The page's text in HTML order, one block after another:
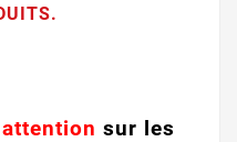
sur les